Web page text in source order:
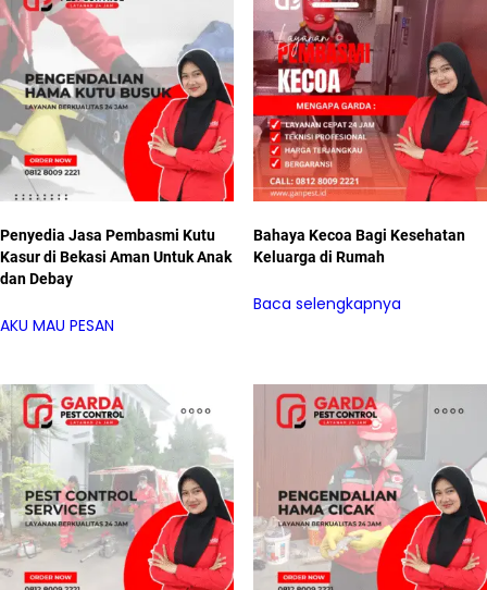
Penyedia Jasa Pembasmi Kutu
Kasur di Bekasi Aman Untuk Anak
dan Debay
AKU MAU PESAN
Bahaya Kecoa Bagi Kesehatan
Keluarga di Rumah
Baca selengkapnya